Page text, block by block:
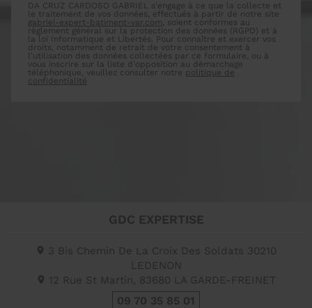
DA CRUZ CARDOSO GABRIEL s'engage à ce que la collecte et
le traitement de vos données, effectués à partir de notre site
gabriel-expert-batiment-var.com , soient conformes au
règlement général sur la protection des données (RGPD) et à
la loi Informatique et Libertés. Pour connaître et exercer vos
droits, notamment de retrait de votre consentement à
l'utilisation des données collectées par ce formulaire, ou à
vous inscrire sur la liste d'opposition au démarchage
téléphonique, veuillez consulter notre politique de
confidentialité
GDC EXPERTISE
3 Bis Chemin De La Croix Des Soldats 30210
LEDENON
12 Rue St Martin, 83680 LA GARDE-FREINET
09 70 35 85 01